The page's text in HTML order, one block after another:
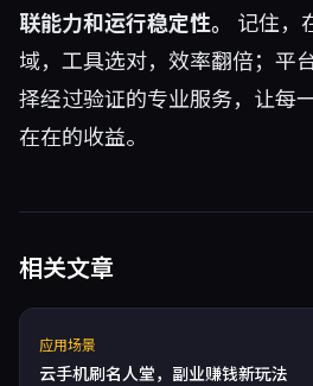
联能力和运行稳定性。
记住，
域，工具选对，效率翻倍；平
择经过验证的专业服务，让每
在在的收益。
相关文章
应用场景
云手机刷名人堂，副业赚钱新玩法